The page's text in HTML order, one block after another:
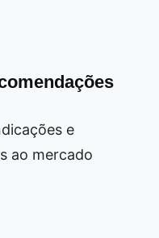
e
ao mercado